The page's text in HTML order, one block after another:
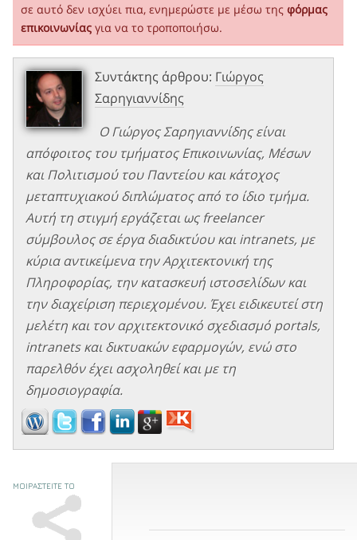
σε αυτό δεν ισχύει πια, ενημερώστε με μέσω της φόρμας
επικοινωνίας για να το τροποποιήσω.
Συντάκτης άρθρου: Γιώργος
Σαρηγιαννίδης
Ο Γιώργος Σαρηγιαννίδης είναι
απόφοιτος του τμήματος Επικοινωνίας, Μέσων
και Πολιτισμού του Παντείου και κάτοχος
μεταπτυχιακού διπλώματος από το ίδιο τμήμα.
Αυτή τη στιγμή εργάζεται ως freelancer
σύμβουλος σε έργα διαδικτύου και intranets, με
κύρια αντικείμενα την Αρχιτεκτονική της
Πληροφορίας, την κατασκευή ιστοσελίδων και
την διαχείριση περιεχομένου. Έχει ειδικευτεί στη
μελέτη και τον αρχιτεκτονικό σχεδιασμό portals,
intranets και δικτυακών εφαρμογών, ενώ στο
παρελθόν έχει ασχοληθεί και με τη
δημοσιογραφία.
ΜΟΙΡΑΣΤΕΙΤΕ ΤΟ